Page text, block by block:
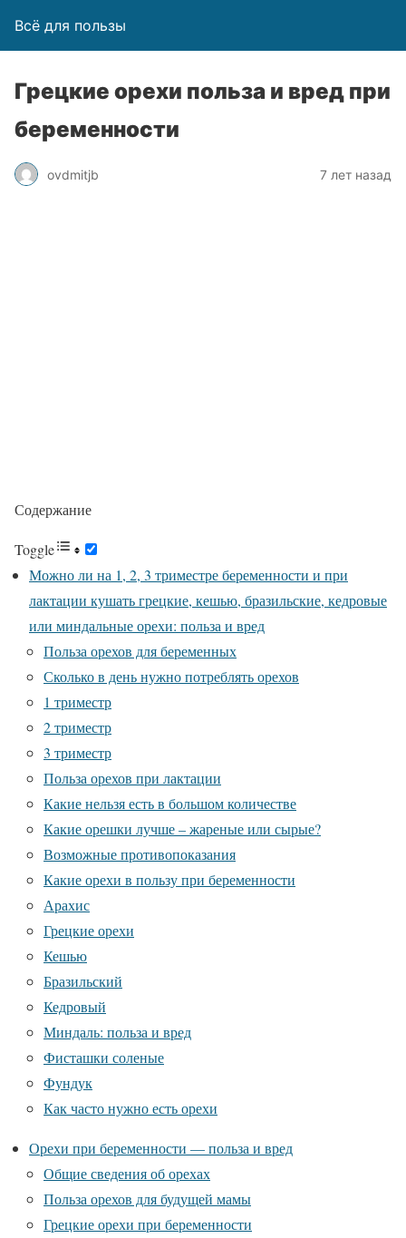
Всё для пользы
Грецкие орехи польза и вред при
беременности
ovdmitjb 7 лет назад
Содержание
Toggle
Можно ли на 1, 2, 3 триместре беременности и при
лактации кушать грецкие, кешью, бразильские, кедровые
или миндальные орехи: польза и вред
Польза орехов для беременных
Сколько в день нужно потреблять орехов
1 триместр
2 триместр
3 триместр
Польза орехов при лактации
Какие нельзя есть в большом количестве
Какие орешки лучше – жареные или сырые?
Возможные противопоказания
Какие орехи в пользу при беременности
Арахис
Грецкие орехи
Кешью
Бразильский
Кедровый
Миндаль: польза и вред
Фисташки соленые
Фундук
Как часто нужно есть орехи
Орехи при беременности — польза и вред
Общие сведения об орехах
Польза орехов для будущей мамы
Грецкие орехи при беременности